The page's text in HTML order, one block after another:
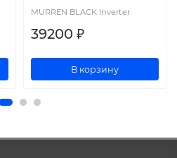
MURREN BLACK Inverter
39200 ₽
В корзину